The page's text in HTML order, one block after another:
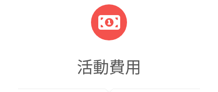
活動費用